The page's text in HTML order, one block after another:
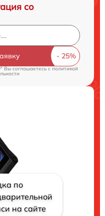
со
Вы соглашаетесь cполитикой
по
на сайте